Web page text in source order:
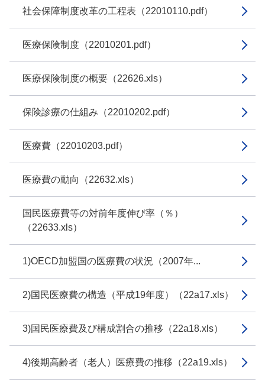
社会保障制度改革の工程表（22010110.pdf）
医療保険制度（22010201.pdf）
医療保険制度の概要（22626.xls）
保険診療の仕組み（22010202.pdf）
医療費（22010203.pdf）
医療費の動向（22632.xls）
国民医療費等の対前年度伸び率（％）
（22633.xls）
1)OECD加盟国の医療費の状況（2007年...
2)国民医療費の構造（平成19年度）（22a17.xls）
3)国民医療費及び構成割合の推移（22a18.xls）
4)後期高齢者（老人）医療費の推移（22a19.xls）